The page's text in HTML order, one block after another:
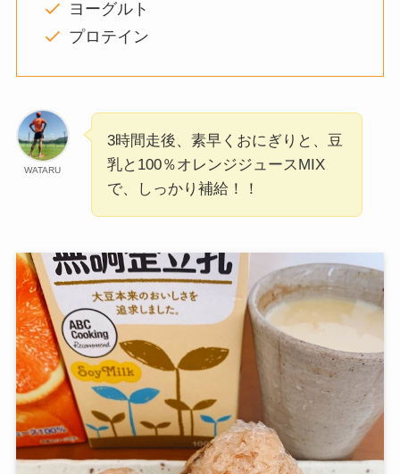
ヨーグルト
プロテイン
WATARU
3時間走後、素早くおにぎりと、豆
乳と100％オレンジジュースMIX
で、しっかり補給！！